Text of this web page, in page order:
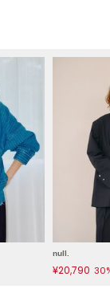
null.
¥20,790